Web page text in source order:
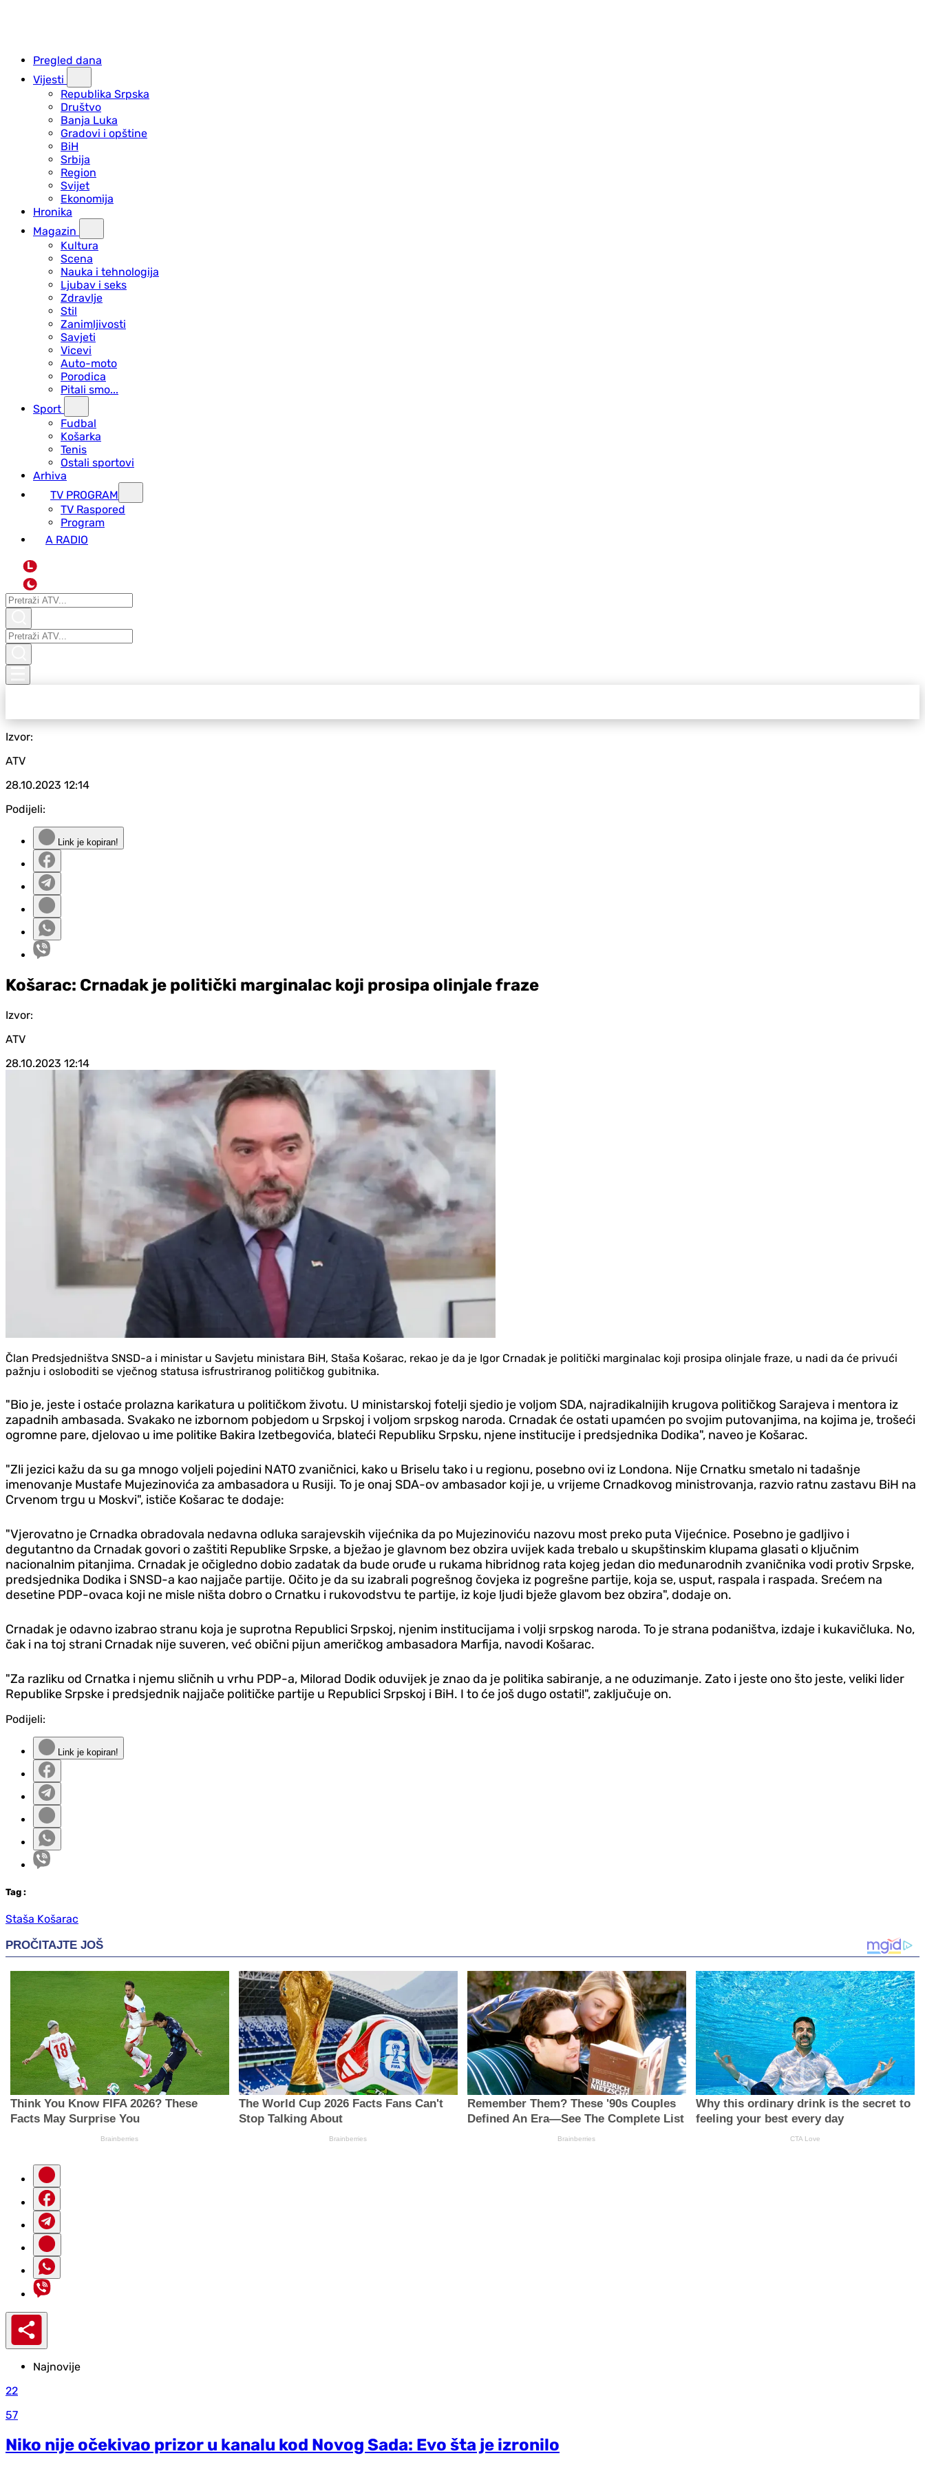
Pregled dana
Vijesti
Republika Srpska
Društvo
Banja Luka
Gradovi i opštine
BiH
Srbija
Region
Svijet
Ekonomija
Hronika
Magazin
Kultura
Scena
Nauka i tehnologija
Ljubav i seks
Zdravlje
Stil
Zanimljivosti
Savjeti
Vicevi
Auto-moto
Porodica
Pitali smo...
Sport
Fudbal
Košarka
Tenis
Ostali sportovi
Arhiva
TV PROGRAM
ТV Raspored
Program
A RADIO
L
Izvor:
ATV
28.10.2023 12:14
Podijeli:
Link je kopiran!
Košarac: Crnadak je politički marginalac koji prosipa olinjale fraze
Izvor:
ATV
28.10.2023 12:14
Član Predsjedništva SNSD-a i ministar u Savjetu ministara BiH, Staša Košarac, rekao je da je Igor Crnadak je politički marginalac koji prosipa olinjale fraze, u nadi da će privući
pažnju i osloboditi se vječnog statusa isfrustriranog političkog gubitnika.
"Bio je, jeste i ostaće prolazna karikatura u političkom životu. U ministarskoj fotelji sjedio je voljom SDA, najradikalnijih krugova političkog Sarajeva i mentora iz
zapadnih ambasada. Svakako ne izbornom pobjedom u Srpskoj i voljom srpskog naroda. Crnadak će ostati upamćen po svojim putovanjima, na kojima je, trošeći
ogromne pare, djelovao u ime politike Bakira Izetbegovića, blateći Republiku Srpsku, njene institucije i predsjednika Dodika", naveo je Košarac.
"Zli jezici kažu da su ga mnogo voljeli pojedini NATO zvaničnici, kako u Briselu tako i u regionu, posebno ovi iz Londona. Nije Crnatku smetalo ni tadašnje
imenovanje Mustafe Mujezinovića za ambasadora u Rusiji. To je onaj SDA-ov ambasador koji je, u vrijeme Crnadkovog ministrovanja, razvio ratnu zastavu BiH na
Crvenom trgu u Moskvi", ističe Košarac te dodaje:
"Vjerovatno je Crnadka obradovala nedavna odluka sarajevskih vijećnika da po Mujezinoviću nazovu most preko puta Vijećnice. Posebno je gadljivo i
degutantno da Crnadak govori o zaštiti Republike Srpske, a bježao je glavnom bez obzira uvijek kada trebalo u skupštinskim klupama glasati o ključnim
nacionalnim pitanjima. Crnadak je očigledno dobio zadatak da bude oruđe u rukama hibridnog rata kojeg jedan dio međunarodnih zvaničnika vodi protiv Srpske,
predsjednika Dodika i SNSD-a kao najjače partije. Očito je da su izabrali pogrešnog čovjeka iz pogrešne partije, koja se, usput, raspala i raspada. Srećem na
desetine PDP-ovaca koji ne misle ništa dobro o Crnatku i rukovodstvu te partije, iz koje ljudi bježe glavom bez obzira", dodaje on.
Crnadak je odavno izabrao stranu koja je suprotna Republici Srpskoj, njenim institucijama i volji srpskog naroda. To je strana podaništva, izdaje i kukavičluka. No,
čak i na toj strani Crnadak nije suveren, već obični pijun američkog ambasadora Marfija, navodi Košarac.
"Za razliku od Crnatka i njemu sličnih u vrhu PDP-a, Milorad Dodik oduvijek je znao da je politika sabiranje, a ne oduzimanje. Zato i jeste ono što jeste, veliki lider
Republike Srpske i predsjednik najjače političke partije u Republici Srpskoj i BiH. I to će još dugo ostati!", zaključuje on.
Podijeli:
Link je kopiran!
Tag :
Staša Košarac
Najnovije
22
57
Niko nije očekivao prizor u kanalu kod Novog Sada: Evo šta je izronilo